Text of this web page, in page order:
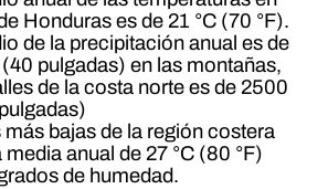
Honduras es de 21 °C (70 °F).
de la precipitación anual es de
pulgadas) en las montañas,
de la costa norte es de 2500
más bajas de la región costera
media anual de 27 °C (80 °F)
de humedad.